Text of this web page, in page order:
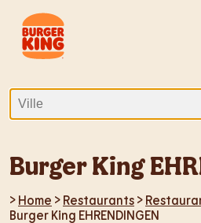
Burger King
> Home > Restaurants >
Burger King EHRENDINGEN